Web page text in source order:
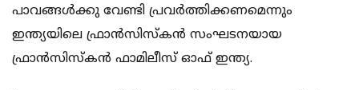
പാവങ്ങള്‍ക്കു വേണ്ടി പ്രവര്‍ത്തിക്കണമെന്നും
ഇന്ത്യയിലെ ഫ്രാന്‍സിസ്‌കന്‍ സംഘടനയായ
ഫ്രാന്‍സിസ്‌കന്‍ ഫാമിലീസ് ഓഫ് ഇന്ത്യ.